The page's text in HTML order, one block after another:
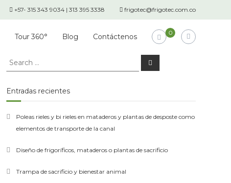
+57- 315 343 9034 | 313 395 3338 frigotec@frigotec.com.co
Tour 360° Blog Contáctenos 0
Search
Search
Entradas recientes
Poleas rieles y bi rieles en mataderos y plantas de desposte como
elementos de transporte de la canal
Diseño de frigoríficos, mataderos o plantas de sacrificio
Trampa de sacrificio y bienestar animal